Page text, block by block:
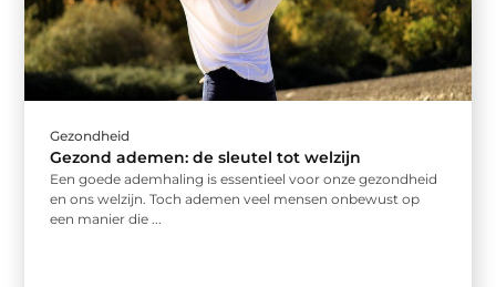
Gezondheid
Gezond ademen: de sleutel tot welzijn
Een goede ademhaling is essentieel voor onze gezondheid
en ons welzijn. Toch ademen veel mensen onbewust op
een manier die ...